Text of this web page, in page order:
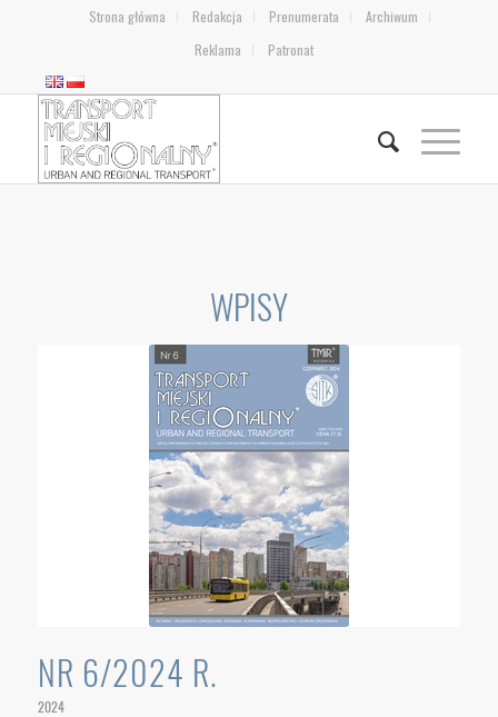
Strona główna Redakcja Prenumerata
Archiwum
Reklama
Patronat
WPISY
NR 6/2024 R.
2024